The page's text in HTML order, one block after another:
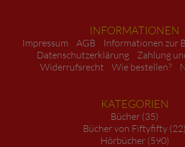
INFORMATIONEN
Impressum AGB
Informationen zur
Datenschutzerklärung
Zahlung
Widerrufsrecht
Wie bestellen?
KATEGORIEN
Bücher (35)
Bücher von Fiftyfifty (22)
Hörbücher (590)